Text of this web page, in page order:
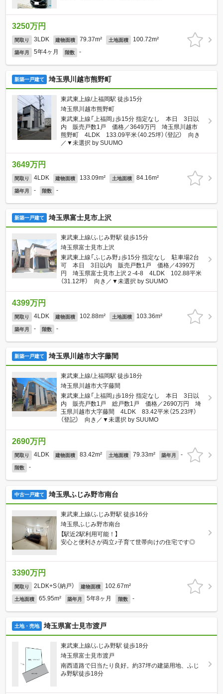
3250万円
間取り 3LDK 建物面積 79.37m² 土地面積 100.72m²
築年月 5年4ヶ月 階数 -
新築一戸建て 埼玉県川越市熊野町
東武東上線/上福岡駅 徒歩15分
埼玉県川越市熊野町
東武東上線「上福岡」歩15分 指定なし 本日 3日以
内 販売戸数1戸 価格／3649万円 埼玉県川越市
熊野町 4LDK 133.09平米（40.25坪）（登記） 向き
／▼未選択 by SUUMO
3649万円
間取り 4LDK 建物面積 133.09m² 土地面積 84.16m²
築年月 - 階数 -
新築一戸建て 埼玉県富士見市上沢
東武東上線/ふじみ野駅 徒歩15分
埼玉県富士見市上沢
東武東上線「ふじみ野」歩15分 指定なし 駐車場2台
可 本日 3日以内 販売戸数1戸 価格／4399万
円 埼玉県富士見市上沢２-4-8 4LDK 102.88平米
（31.12坪） 向き／▼未選択 by SUUMO
4399万円
間取り 4LDK 建物面積 102.88m² 土地面積 103.36m²
築年月 - 階数 -
新築一戸建て 埼玉県川越市大字藤間
東武東上線/上福岡駅 徒歩18分
埼玉県川越市大字藤間
東武東上線「上福岡」歩18分 指定なし 本日 3日以
内 販売戸数1戸 総戸数1戸 価格／2690万円 埼
玉県川越市大字藤間 4LDK 83.42平米（25.23坪）
（登記） 向き／▼未選択 by SUUMO
2690万円
間取り 4LDK 建物面積 83.42m² 土地面積 79.33m² 築年月 -
階数 -
中古一戸建て 埼玉県ふじみ野市南台
東武東上線/ふじみ野駅 徒歩16分
埼玉県ふじみ野市南台
【駅近2駅利用可能！】
安心と便利さが両立♪子育て世帯向けの住宅です◎
3390万円
間取り 2LDK+S（納戸） 建物面積 102.67m²
土地面積 65.95m² 築年月 5年8ヶ月 階数 -
土地・売地 埼玉県富士見市渡戸
東武東上線/ふじみ野駅 徒歩18分
埼玉県富士見市渡戸
南西道路で日当たり良好。約37坪の建築用地、ふじ
み野駅徒歩18分